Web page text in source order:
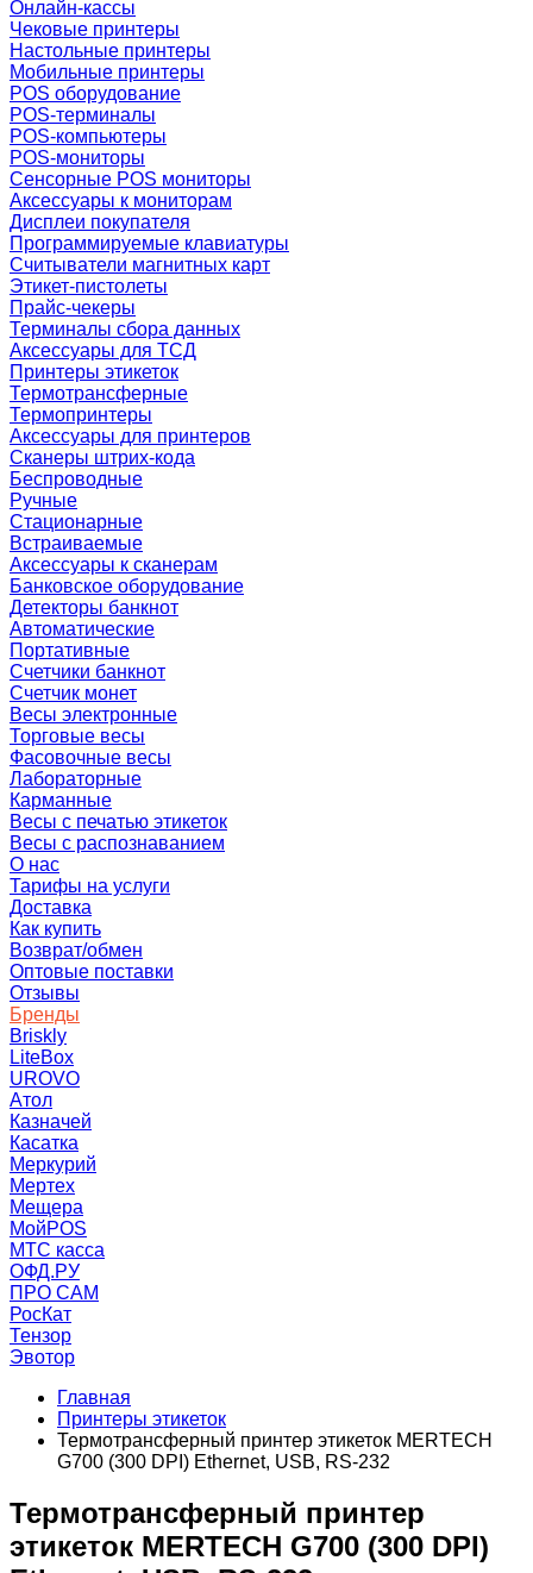
Онлайн-кассы
Чековые принтеры
Настольные принтеры
Мобильные принтеры
POS оборудование
POS-терминалы
POS-компьютеры
POS-мониторы
Сенсорные POS мониторы
Аксессуары к мониторам
Дисплеи покупателя
Программируемые клавиатуры
Считыватели магнитных карт
Этикет-пистолеты
Прайс-чекеры
Терминалы сбора данных
Аксессуары для ТСД
Принтеры этикеток
Термотрансферные
Термопринтеры
Аксессуары для принтеров
Сканеры штрих-кода
Беспроводные
Ручные
Стационарные
Встраиваемые
Аксессуары к сканерам
Банковское оборудование
Детекторы банкнот
Автоматические
Портативные
Счетчики банкнот
Счетчик монет
Весы электронные
Торговые весы
Фасовочные весы
Лабораторные
Карманные
Весы с печатью этикеток
Весы с распознаванием
О нас
Тарифы на услуги
Доставка
Как купить
Возврат/обмен
Оптовые поставки
Отзывы
Бренды
Briskly
LiteBox
UROVO
Атол
Казначей
Касатка
Меркурий
Мертех
Мещера
МойPOS
МТС касса
ОФД.РУ
ПРО САМ
РосКат
Тензор
Эвотор
Главная
Принтеры этикеток
Термотрансферный принтер этикеток MERTECH
G700 (300 DPI) Ethernet, USB, RS-232
Термотрансферный принтер
этикеток MERTECH G700 (300 DPI)